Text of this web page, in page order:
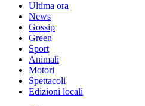
Ultima ora
News
Gossip
Green
Sport
Animali
Motori
Spettacoli
Edizioni locali